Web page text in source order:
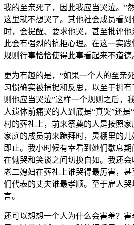
我的至亲死了，因此我应当哭泣。”
这里就不想哭了。其他社会成员看
时，会提醒、要求他哭，甚至批评
此会有强烈的抗拒心理。在这一实
规则行事恰恰使得此事看起来不道德
更为有趣的是，“如果一个人的至亲
习惯确实被捕捉和反思，以至于拥有
则他应当哭泣”这样一个规则之后，
人遗体前痛哭的人到底是“真哭”还
村的葬礼上，前来祭奠的人是按照
家庭的成员前来跪拜时，灵棚里的
即止。我小时候有幸看到她们歇息期
在恸哭和笑谈之间切换自如。我还
老二媳妇在葬礼上谁哭得最厉害，
们代表的丈夫谁最孝顺。至于雇人
言。
还可以想想一个人为什么会害羞？